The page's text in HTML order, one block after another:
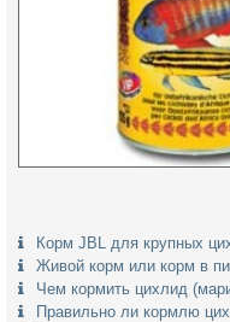
Корм JBL для крупных
Живой корм или корм в
Чем кормить цихлид
Правильно ли кормлю